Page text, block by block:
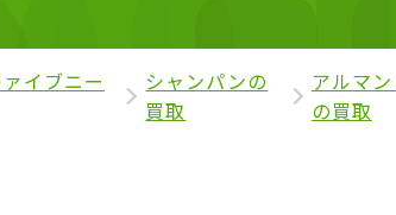
イブニー
シャンパンの
買取
アルマ
の買取